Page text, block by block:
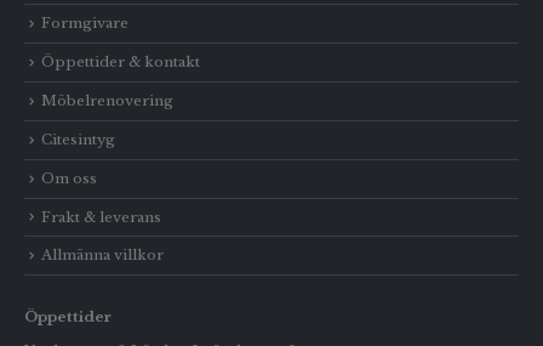
Formgivare
Öppettider & kontakt
Möbelrenovering
Citesintyg
Om oss
Frakt & leverans
Allmänna villkor
Öppettider